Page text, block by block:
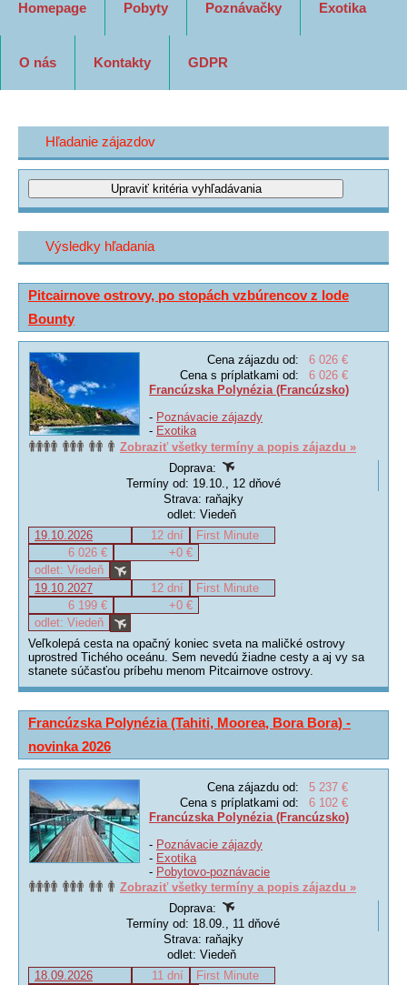
Homepage Pobyty Poznávačky Exotika
O nás Kontakty GDPR
Hľadanie zájazdov
Výsledky hľadania
Pitcairnove ostrovy, po stopách vzbúrencov z lode
Bounty
Cena zájazdu od:
6 026 €
Cena s príplatkami od:
6 026 €
Francúzska Polynézia (Francúzsko)
- Poznávacie zájazdy
- Exotika
Zobraziť všetky termíny a popis zájazdu »
Doprava:
Termíny od: 19.10., 12 dňové
Strava: raňajky
odlet: Viedeň
19.10.2026
12 dní
First Minute
6 026 €
+0 €
odlet: Viedeň
19.10.2027
12 dní
First Minute
6 199 €
+0 €
odlet: Viedeň
Veľkolepá cesta na opačný koniec sveta na maličké ostrovy
uprostred Tichého oceánu. Sem nevedú žiadne cesty a aj vy sa
stanete súčasťou príbehu menom Pitcairnove ostrovy.
Francúzska Polynézia (Tahiti, Moorea, Bora Bora) -
novinka 2026
Cena zájazdu od:
5 237 €
Cena s príplatkami od:
6 102 €
Francúzska Polynézia (Francúzsko)
- Poznávacie zájazdy
- Exotika
- Pobytovo-poznávacie
Zobraziť všetky termíny a popis zájazdu »
Doprava:
Termíny od: 18.09., 11 dňové
Strava: raňajky
odlet: Viedeň
18.09.2026
11 dní
First Minute